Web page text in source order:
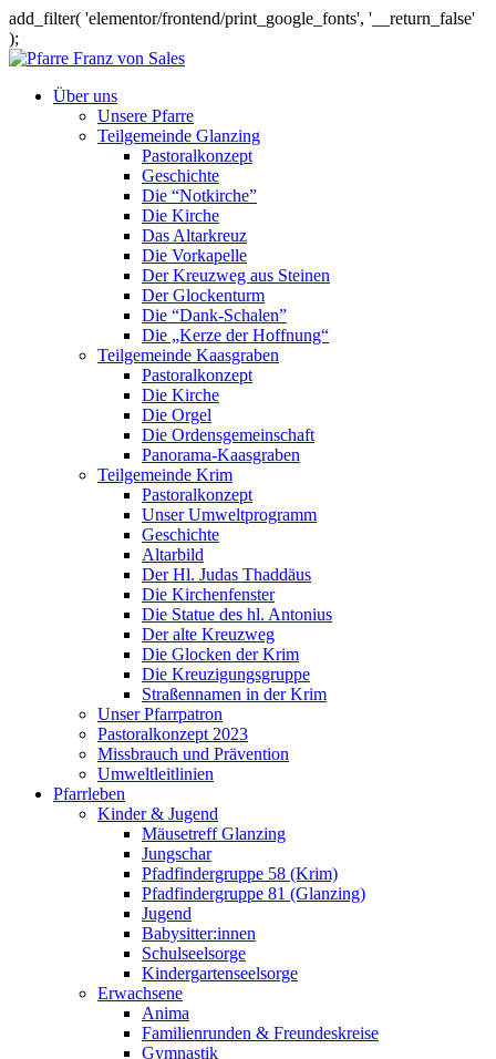
add_filter( 'elementor/frontend/print_google_fonts', '__return_false'
);
Über uns
Unsere Pfarre
Teilgemeinde Glanzing
Pastoralkonzept
Geschichte
Die “Notkirche”
Die Kirche
Das Altarkreuz
Die Vorkapelle
Der Kreuzweg aus Steinen
Der Glockenturm
Die “Dank-Schalen”
Die „Kerze der Hoffnung“
Teilgemeinde Kaasgraben
Pastoralkonzept
Die Kirche
Die Orgel
Die Ordensgemeinschaft
Panorama-Kaasgraben
Teilgemeinde Krim
Pastoralkonzept
Unser Umweltprogramm
Geschichte
Altarbild
Der Hl. Judas Thaddäus
Die Kirchenfenster
Die Statue des hl. Antonius
Der alte Kreuzweg
Die Glocken der Krim
Die Kreuzigungsgruppe
Straßennamen in der Krim
Unser Pfarrpatron
Pastoralkonzept 2023
Missbrauch und Prävention
Umweltleitlinien
Pfarrleben
Kinder & Jugend
Mäusetreff Glanzing
Jungschar
Pfadfindergruppe 58 (Krim)
Pfadfindergruppe 81 (Glanzing)
Jugend
Babysitter:innen
Schulseelsorge
Kindergartenseelsorge
Erwachsene
Anima
Familienrunden & Freundeskreise
Gymnastik